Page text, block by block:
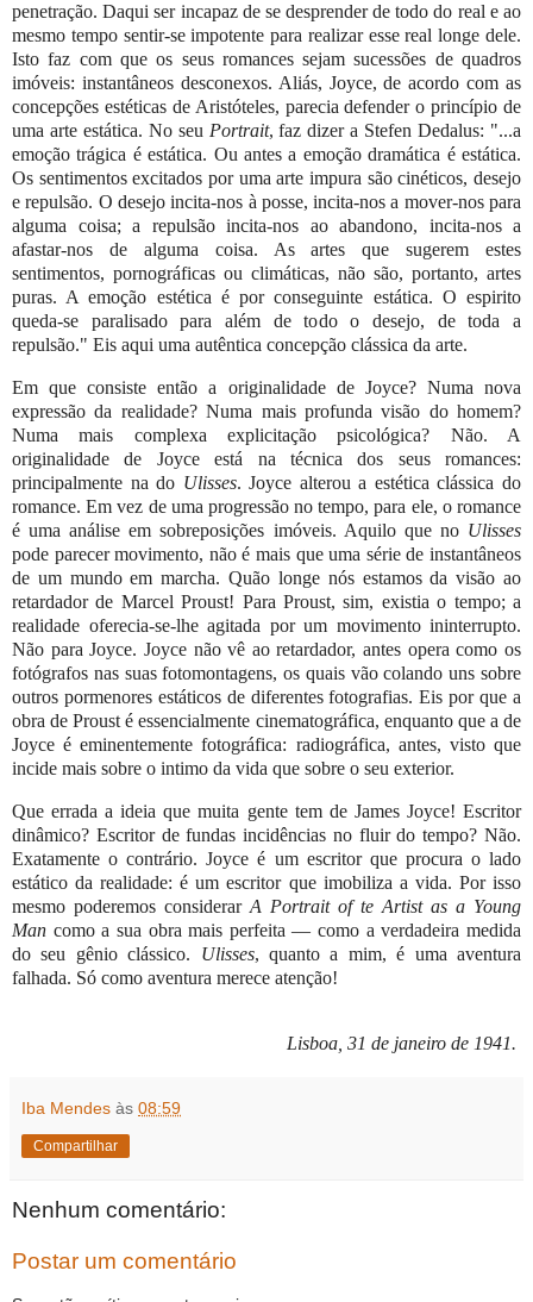
penetração. Daqui ser incapaz de se desprender de todo do real e ao
mesmo tempo sentir-se impotente para realizar esse real longe dele.
Isto faz com que os seus romances sejam sucessões de quadros
imóveis: instantâneos desconexos. Aliás, Joyce, de acordo com as
concepções estéticas de Aristóteles, parecia defender o princípio de
uma arte estática. No seu Portrait, faz dizer a Stefen Dedalus: "...a
emoção trágica é estática. Ou antes a emoção dramática é estática.
Os sentimentos excitados por uma arte impura são cinéticos, desejo
e repulsão. O desejo incita-nos à posse, incita-nos a mover-nos para
alguma coisa; a repulsão incita-nos ao abandono, incita-nos a
afastar-nos de alguma coisa. As artes que sugerem estes
sentimentos, pornográficas ou climáticas, não são, portanto, artes
puras. A emoção estética é por conseguinte estática. O espirito
queda-se paralisado para além de todo o desejo, de toda a
repulsão." Eis aqui uma autêntica concepção clássica da arte.
Em que consiste então a originalidade de Joyce? Numa nova
expressão da realidade? Numa mais profunda visão do homem?
Numa mais complexa explicitação psicológica? Não. A
originalidade de Joyce está na técnica dos seus romances:
principalmente na do Ulisses. Joyce alterou a estética clássica do
romance. Em vez de uma progressão no tempo, para ele, o romance
é uma análise em sobreposições imóveis. Aquilo que no Ulisses
pode parecer movimento, não é mais que uma série de instantâneos
de um mundo em marcha. Quão longe nós estamos da visão ao
retardador de Marcel Proust! Para Proust, sim, existia o tempo; a
realidade oferecia-se-lhe agitada por um movimento ininterrupto.
Não para Joyce. Joyce não vê ao retardador, antes opera como os
fotógrafos nas suas fotomontagens, os quais vão colando uns sobre
outros pormenores estáticos de diferentes fotografias. Eis por que a
obra de Proust é essencialmente cinematográfica, enquanto que a de
Joyce é eminentemente fotográfica: radiográfica, antes, visto que
incide mais sobre o intimo da vida que sobre o seu exterior.
Que errada a ideia que muita gente tem de James Joyce! Escritor
dinâmico? Escritor de fundas incidências no fluir do tempo? Não.
Exatamente o contrário. Joyce é um escritor que procura o lado
estático da realidade: é um escritor que imobiliza a vida. Por isso
mesmo poderemos considerar A Portrait of te Artist as a Young
Man como a sua obra mais perfeita — como a verdadeira medida
do seu gênio clássico. Ulisses, quanto a mim, é uma aventura
falhada. Só como aventura merece atenção!
Lisboa, 31 de janeiro de 1941.
Iba Mendes às 08:59
Compartilhar
Nenhum comentário:
Postar um comentário